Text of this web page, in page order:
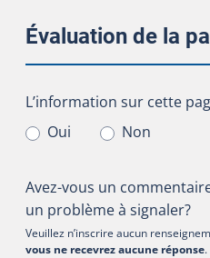
Évaluation de la
L’information sur cette
L’information sur cette
Oui
Non
Avez-vous un
un problème à signaler?
Veuillez n’inscrire aucun
vous ne recevrez aucune réponse.